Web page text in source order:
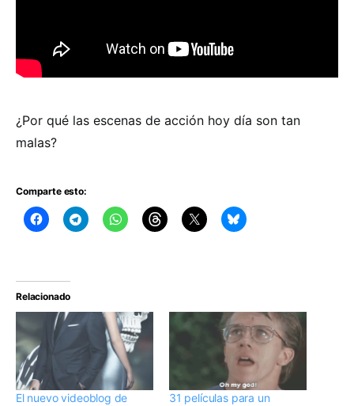
¿Por qué las escenas de acción hoy día son tan
malas?
Comparte esto:
Relacionado
El nuevo videoblog de
31 películas para un